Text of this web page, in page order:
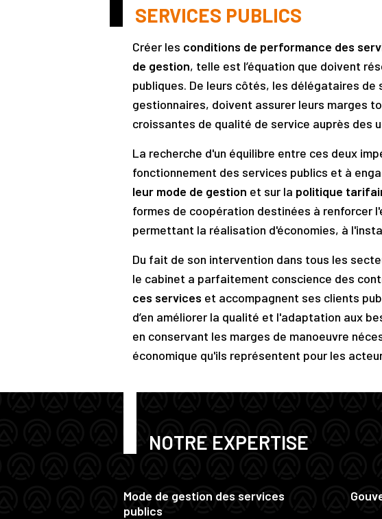
SERVICES PUBLICS
Créer les conditions de performance des
de gestion, telle est l’équation que doivent
publiques. De leurs côtés, les délégataires de
gestionnaires, doivent assurer leurs marges
croissantes de qualité de service auprès des
La recherche d'un équilibre entre ces deux
fonctionnement des services publics et à
leur mode de gestion et sur la politique
formes de coopération destinées à renforcer
permettant la réalisation d'économies, à
Du fait de son intervention dans tous les
le cabinet a parfaitement conscience des
ces services et accompagnent ses clients
d’en améliorer la qualité et l'adaptation aux
en conservant les marges de manoeuvre
économique qu'ils représentent pour les
NOTRE EXPERTISE
Mode de gestion des services
publics